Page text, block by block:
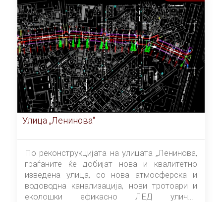
Улица „Ленинова“
По реконструкцијата на улицата „Ленинова,
граѓаните ќе добијат нова и квалитетно
изведена улица, со нова атмосферска и
водоводна канализација, нови тротоари и
еколошки ефикасно ЛЕД улично